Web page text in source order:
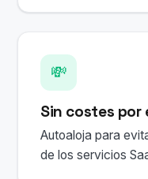
💸
Sin costes por
Autoaloja para
de los servicios